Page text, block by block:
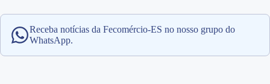
Receba notícias da Fecomércio-ES no nosso grupo do
WhatsApp.